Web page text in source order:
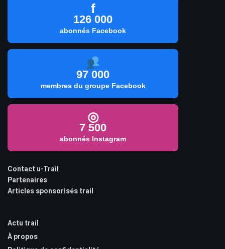
f
126 000
abonnés Facebook
97 000
membres du groupe Facebook
◎
7 500
abonnés Instagram
Contact u-Trail
Partenaires
Articles sponsorisés trail
Actu trail
À propos